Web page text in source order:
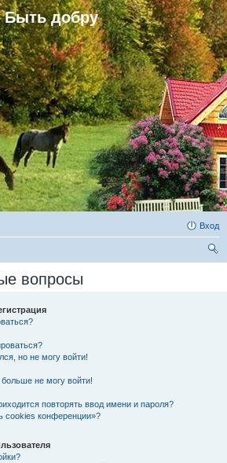
Быть добру
Вход
вопросы
но не могу войти!
не могу войти!
повторять ввод имени и пароля?
cookies конференции»?